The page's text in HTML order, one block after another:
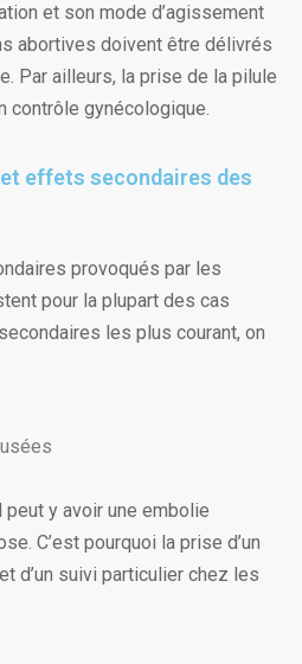
et son mode d’agissement
abortives doivent être délivrés
Par ailleurs, la prise de la pilule
contrôle gynécologique.
effets secondaires des
provoqués par les
pour la plupart des cas
les plus courant, on
y avoir une embolie
C’est pourquoi la prise d’un
d’un suivi particulier chez les